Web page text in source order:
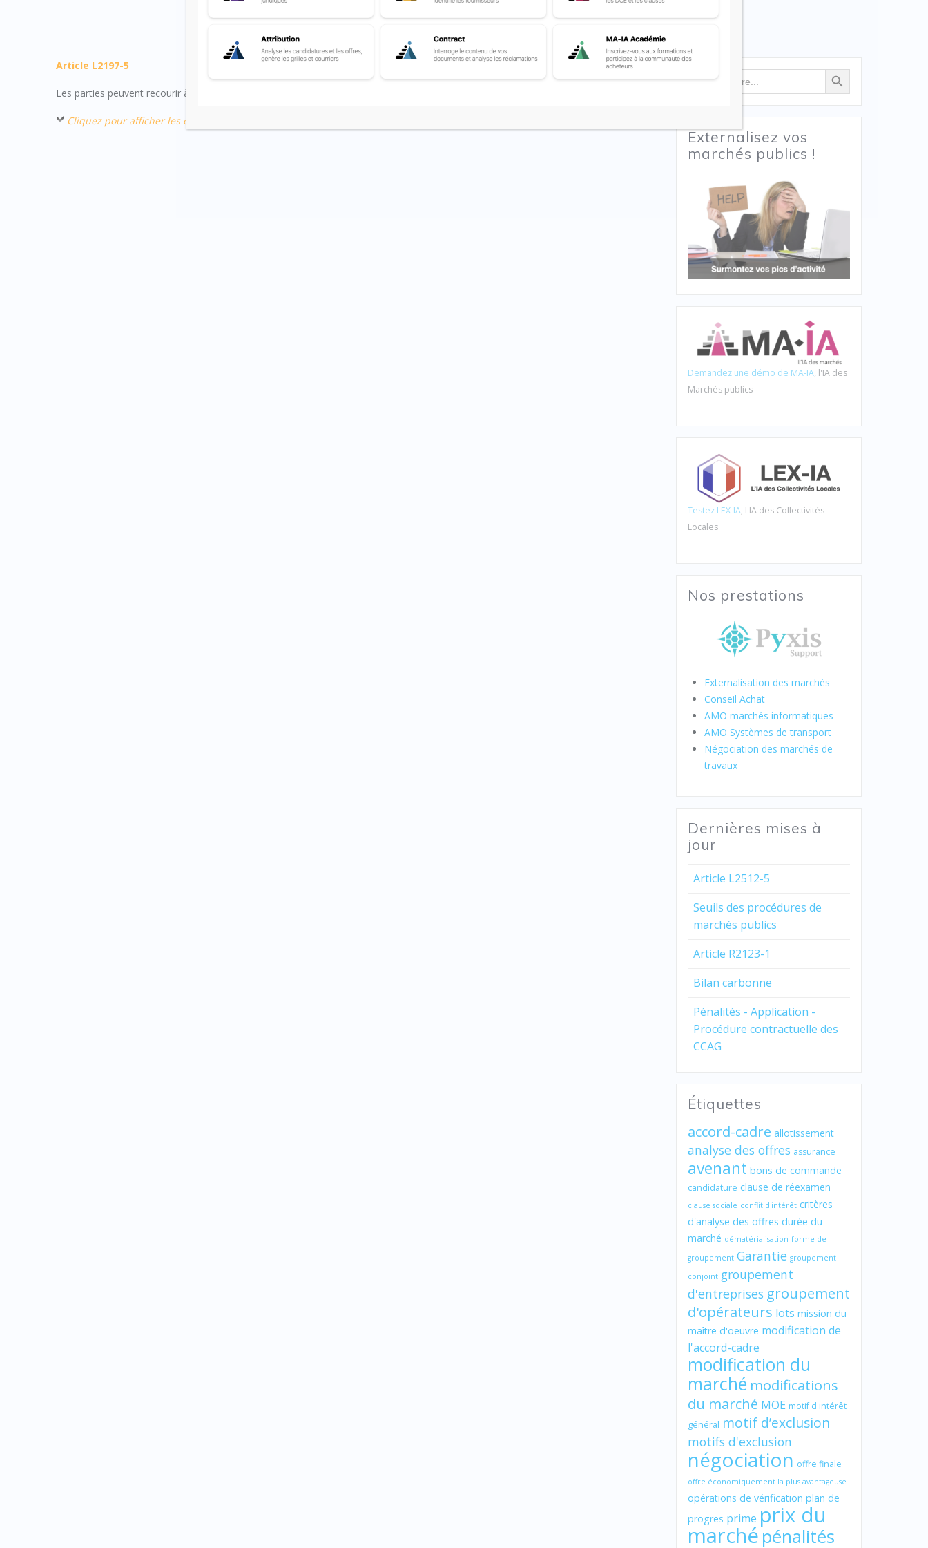
Article L2197-5
Les parties peuvent recourir à une transaction ainsi que le prévoit l’
Cliquez pour afficher les commentaires : transactions
for:
Search Button
Externalisez vos
marchés publics !
Demandez une démo de MA-IA, l'IA des
Marchés publics
Testez LEX-IA, l'IA des Collectivités
Locales
Nos prestations
Externalisation des marchés
Conseil Achat
AMO marchés informatiques
AMO Systèmes de transport
Négociation des marchés de
travaux
Dernières mises à
jour
Article L2512-5
Seuils des procédures de
marchés publics
Article R2123-1
Bilan carbonne
Pénalités - Application -
Procédure contractuelle des
CCAG
Étiquettes
accord-cadre allotissement
analyse des offres assurance
avenant bons de commande
candidature clause de réexamen
clause sociale conflit d'intérêt critères
d'analyse des offres durée du
marché dématérialisation forme de
groupement Garantie groupement
conjoint groupement
d'entreprises groupement
d'opérateurs lots mission du
maître d'oeuvre modification de
l'accord-cadre
modification du
marché modifications
du marché MOE motif d'intérêt
général motif d’exclusion
motifs d'exclusion
négociation offre finale
offre économiquement la plus avantageuse
opérations de vérification plan de
progres prime prix du
marché pénalités